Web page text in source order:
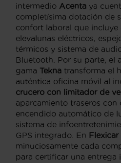
intermedio Acenta ya
completísima dotación de
confort laboral que incluye
elevalunas eléctricos,
térmicos y sistema de
Bluetooth. Por su parte, el
gama Tekna transforma el
auténtica oficina móvil al
crucero con limitador de
aparcamiento traseros con
encendido automático de
sistema de
GPS integrado. En Flexicar
minuciosamente cada
para certificar una entrega